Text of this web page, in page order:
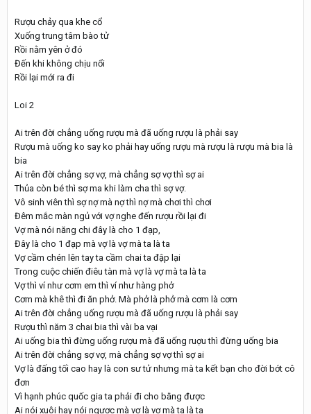
Rượu chảy qua khe cổ
Xuống trung tâm bào tử
Rồi nằm yên ở đó
Đến khi không chịu nổi
Rồi lại mới ra đi
Loi 2
Ai trên đời chẳng uống rượu mà đã uống rượu là phải say
Rượu mà uống ko say ko phải hay uống rượu mà rượu là rượu mà bia là
bia
Ai trên đời chẳng sợ vợ, mà chẳng sợ vợ thì sợ ai
Thủa còn bé thì sợ ma khi làm cha thì sợ vợ.
Vô sinh viên thì sợ nợ mà nợ thì nợ mà chơi thì chơi
Đêm mắc màn ngủ với vợ nghe đến rượu rồi lại đi
Vợ mà nói năng chi đây là cho 1 đạp,
Đây là cho 1 đạp mà vợ là vợ mà ta là ta
Vợ cầm chén lên tay ta cầm chai ta đập lại
Trong cuộc chiến điêu tàn mà vợ là vợ mà ta là ta
Vợ thì ví như cơm em thì ví như hàng phở
Cơm mà khê thì đi ăn phở. Mà phở là phở mà cơm là cơm
Ai trên đời chẳng uống rượu mà đã uống rượu là phải say
Rượu thì năm 3 chai bia thì vài ba vại
Ai uống bia thì đừng uống rượu mà đã uống ruợu thì đừng uống bia
Ai trên đời chẳng sợ vợ, mà chẳng sợ vợ thì sợ ai
Vợ là đấng tối cao hay là con sư tử nhưng mà ta kết bạn cho đời bớt cô
đơn
Vì hạnh phúc quốc gia ta phải đi cho bằng được
Ai nói xuôi hay nói ngược mà vợ là vợ mà ta là ta